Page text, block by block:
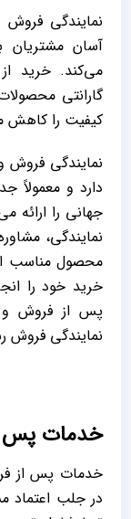
نمایندگی
آسان مشتریان
می‌کند. خرید
گارانتی
‌کیفیت را
نمایندگی فروش
دارد و معمولاً
جهانی را ارائه
نمایندگی،
محصول مناسب
خرید خود را
پس از فروش و
نمایندگی
خدمات پس
در جلب